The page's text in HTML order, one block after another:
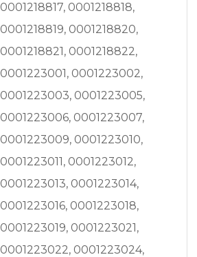
0001218817, 0001218818,
0001218819, 0001218820,
0001218821, 0001218822,
0001223001, 0001223002,
0001223003, 0001223005,
0001223006, 0001223007,
0001223009, 0001223010,
0001223011, 0001223012,
0001223013, 0001223014,
0001223016, 0001223018,
0001223019, 0001223021,
0001223022, 0001223024,